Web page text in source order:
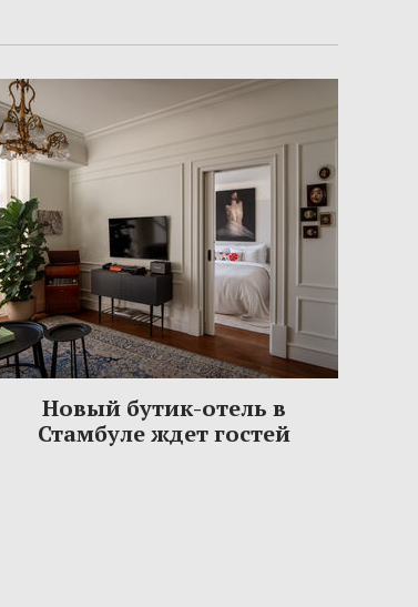
Новый бутик-отель в
Стамбуле ждет гостей